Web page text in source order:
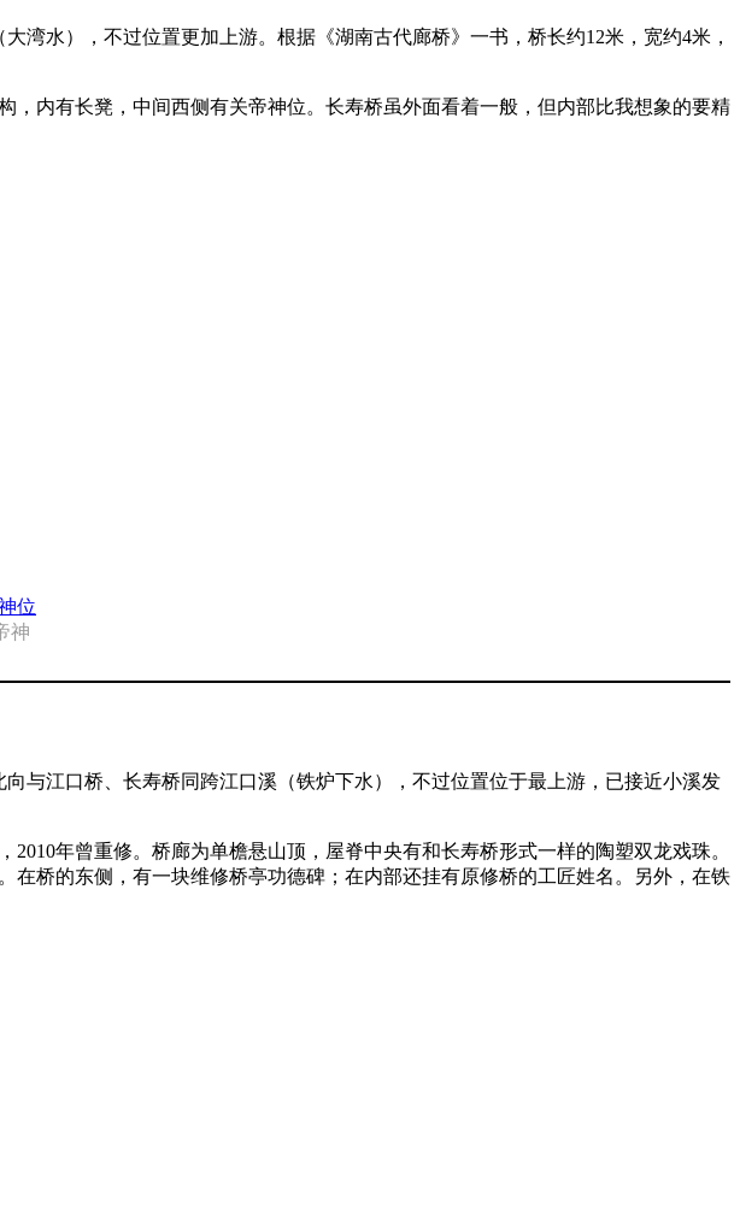
湾水），不过位置更加上游。根据《湖南古代廊桥》一书，桥长约12米，宽约4米，
内有长凳，中间西侧有关帝神位。长寿桥虽外面看着一般，但内部比我想象的要精
神
与江口桥、长寿桥同跨江口溪（铁炉下水），不过位置位于最上游，已接近小溪发
年曾重修。桥廊为单檐悬山顶，屋脊中央有和长寿桥形式一样的陶塑双龙戏珠。
桥的东侧，有一块维修桥亭功德碑；在内部还挂有原修桥的工匠姓名。另外，在铁